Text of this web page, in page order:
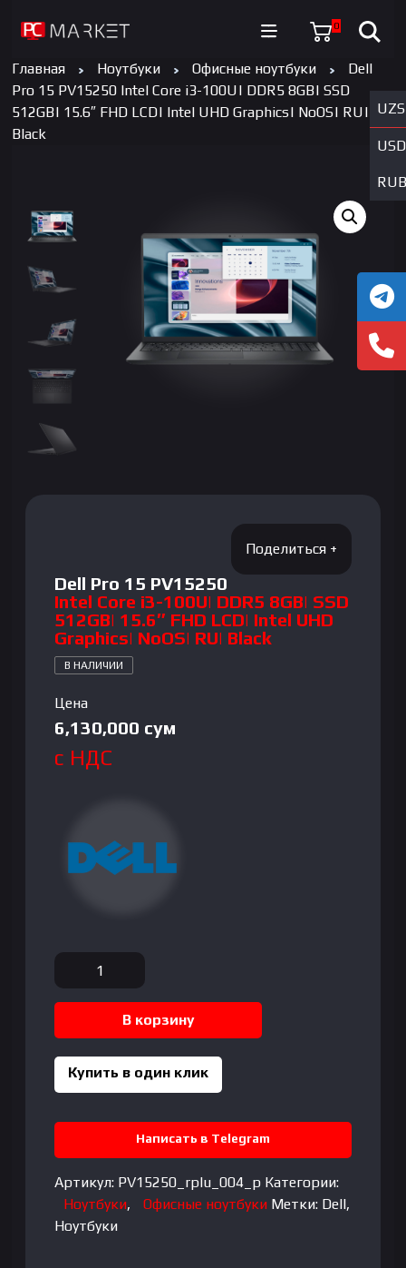
0
UZS
USD
RUB
Главная Ноутбуки Офисные ноутбуки
Dell
Pro 15 PV15250 Intel Core i3-100U| DDR5 8GB| SSD
512GB| 15.6″ FHD LCD| Intel UHD Graphics| NoOS| RU|
Black
Dell Pro 15 PV15250
Intel Core i3-100U| DDR5 8GB| SSD
512GB| 15.6″ FHD LCD| Intel UHD
Graphics| NoOS| RU| Black
В НАЛИЧИИ
Цена
6,130,000 сум
с НДС
Количество
товара
Dell
PV15250
Intel
100U|
DDR5
8GB|
SSD
В корзину
Купить в один клик
Написать в Telegram
Артикул: PV15250_rplu_004_p Категории:
Ноутбуки, Офисные ноутбуки Метки: Dell,
Ноутбуки